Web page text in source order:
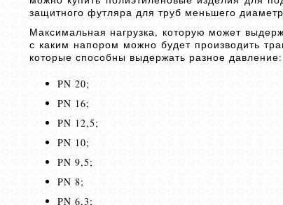
защитного футляра для труб меньшего
Максимальная нагрузка, которую может
с каким напором можно будет производить
которые способны выдержать разное давление:
PN 20;
PN 16;
PN 12,5;
PN 10;
PN 9,5;
PN 8;
PN 6,3;